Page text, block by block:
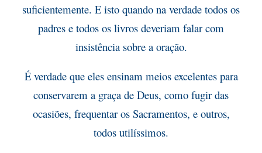
suficientemente. E isto quando na verdade todos os
padres e todos os livros deveriam falar com
insistência sobre a oração.
É verdade que eles ensinam meios excelentes para
conservarem a graça de Deus, como fugir das
ocasiões, frequentar os Sacramentos, e outros,
todos utilíssimos.